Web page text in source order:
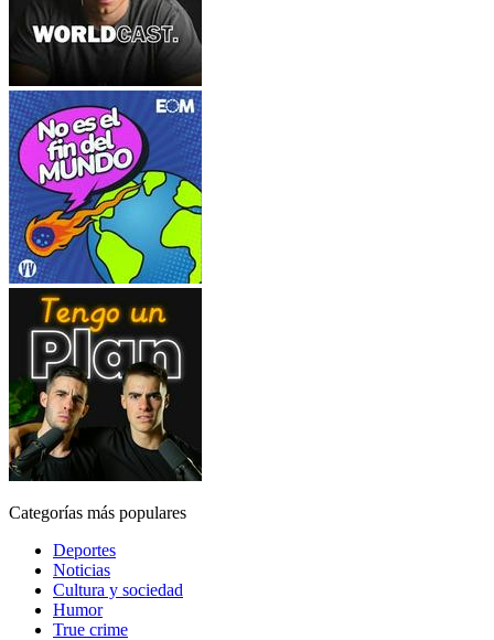
Categorías más populares
Deportes
Noticias
Cultura y sociedad
Humor
True crime